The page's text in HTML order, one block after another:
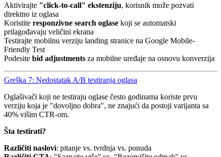
Aktivirajte "click-to-call" ekstenziju, korisnik može pozvati
direktno iz oglasa
Koristite responzivne search oglase koji se automatski
prilagođavaju veličini ekrana
Testirajte mobilnu verziju landing stranice na Google Mobile-
Friendly Test
Podesite bid adjustments za mobilne uređaje na osnovu konverzija
Greška 7: Nedostatak A/B testiranja oglasa
Oglašivači koji ne testiraju oglase često godinama koriste prvu
verziju koja je "dovoljno dobra", ne znajući da postoji varijanta sa
40% višim CTR-om.
Šta testirati?
Različiti naslovi: pitanje vs. tvrdnja vs. ponuda